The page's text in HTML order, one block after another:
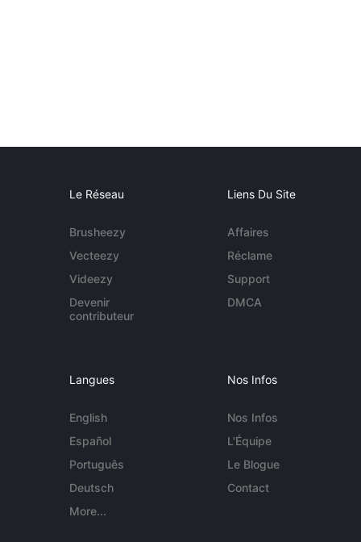
Le Réseau
Brusheezy
Vecteezy
Videezy
Devenir
contributeur
Liens Du Site
Affaires
Réclame
Support
DMCA
Langues
English
Español
Português
Deutsch
More...
Nos Infos
Nos Infos
L'Équipe
Le Blogue
Contact